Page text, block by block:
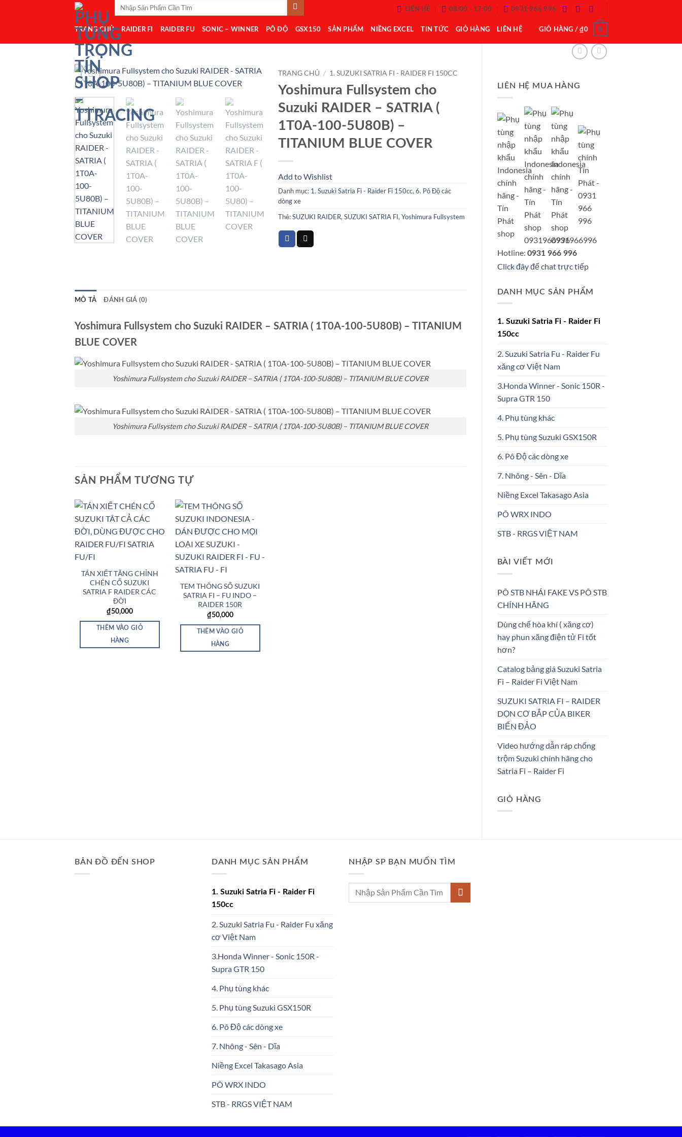
dung
LIÊN HỆ 08:00 - 17:00 0931 966 996
TRANG CHỦ RAIDER FI RAIDER FU SONIC – WINNER PÔ ĐỘ GSX150 SẢN PHẨM NIỀNG EXCEL TIN TỨC GIỎ HÀNG LIÊN HỆ GIỎ HÀNG /₫0 0
LIÊN HỆ MUA HÀNG
Hotline: 0931 966 996
Click đây để chat trực tiếp
DANH MỤC SẢN PHẨM
1. Suzuki Satria Fi - Raider Fi
150cc
2. Suzuki Satria Fu - Raider Fu
xăng cơ Việt Nam
3.Honda Winner - Sonic 150R -
Supra GTR 150
4. Phụ tùng khác
5. Phụ tùng Suzuki GSX150R
6. Pô Độ các dòng xe
7. Nhông - Sên - Dĩa
Niềng Excel Takasago Asia
PÔ WRX INDO
STB - RRGS VIỆT NAM
BÀI VIẾT MỚI
PÔ STB NHÁI FAKE VS PÔ STB
CHÍNH HÃNG
Dùng chế hòa khí ( xăng cơ)
hay phun xăng điện tử Fi tốt
hơn?
Catalog bảng giá Suzuki Satria
Fi – Raider Fi Việt Nam
SUZUKI SATRIA FI – RAIDER
DỌN CƠ BẮP CỦA BIKER
BIỂN ĐẢO
Video hướng dẫn ráp chống
trộm Suzuki chính hãng cho
Satria Fi – Raider Fi
GIỎ HÀNG
Add to
Wishlist
TRANG CHỦ / 1. SUZUKI SATRIA FI - RAIDER FI 150CC
Yoshimura Fullsystem cho
Suzuki RAIDER – SATRIA (
1T0A-100-5U80B) –
TITANIUM BLUE COVER
Add to Wishlist
Danh mục: 1. Suzuki Satria Fi - Raider Fi 150cc, 6. Pô Độ các
dòng xe
Thẻ:SUZUKI RAIDER, SUZUKI SATRIA FI, Yoshimura Fullsystem
MÔ TẢ ĐÁNH GIÁ (0)
Yoshimura Fullsystem cho Suzuki RAIDER – SATRIA ( 1T0A-100-5U80B) – TITANIUM
BLUE COVER
Yoshimura Fullsystem cho Suzuki RAIDER – SATRIA ( 1T0A-100-5U80B) – TITANIUM BLUE COVER
Yoshimura Fullsystem cho Suzuki RAIDER – SATRIA ( 1T0A-100-5U80B) – TITANIUM BLUE COVER
SẢN PHẨM TƯƠNG TỰ
Add to
Wishlist
TÁN XIẾT TĂNG CHỈNH
CHÉN CỔ SUZUKI
SATRIA F RAIDER CÁC
ĐỜI
₫50,000
THÊM VÀO GIỎ
HÀNG
Add to
Wishlist
TEM THÔNG SỐ SUZUKI
SATRIA FI – FU INDO –
RAIDER 150R
₫50,000
THÊM VÀO GIỎ
HÀNG
BẢN ĐỒ ĐẾN SHOP DANH MỤC SẢN PHẨM
1. Suzuki Satria Fi - Raider Fi
150cc
2. Suzuki Satria Fu - Raider Fu xăng
cơ Việt Nam
3.Honda Winner - Sonic 150R -
Supra GTR 150
4. Phụ tùng khác
5. Phụ tùng Suzuki GSX150R
6. Pô Độ các dòng xe
7. Nhông - Sên - Dĩa
Niềng Excel Takasago Asia
PÔ WRX INDO
STB - RRGS VIỆT NAM
NHẬP SP BẠN MUỐN TÌM
Tìm